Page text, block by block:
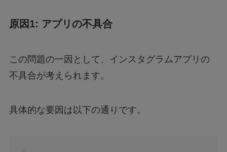
い求人メッセージの真相～
原因1: アプリの不具合
この問題の一因として、インスタグラムアプリの
不具合が考えられます。
具体的な要因は以下の通りです。